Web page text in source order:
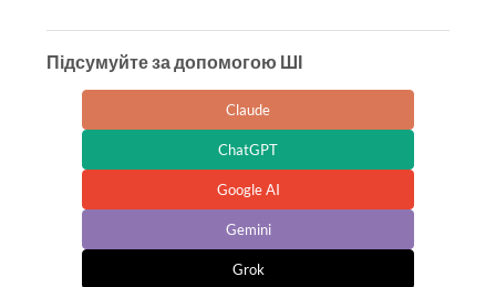
Підсумуйте за допомогою ШІ
Claude
ChatGPT
Google AI
Gemini
Grok